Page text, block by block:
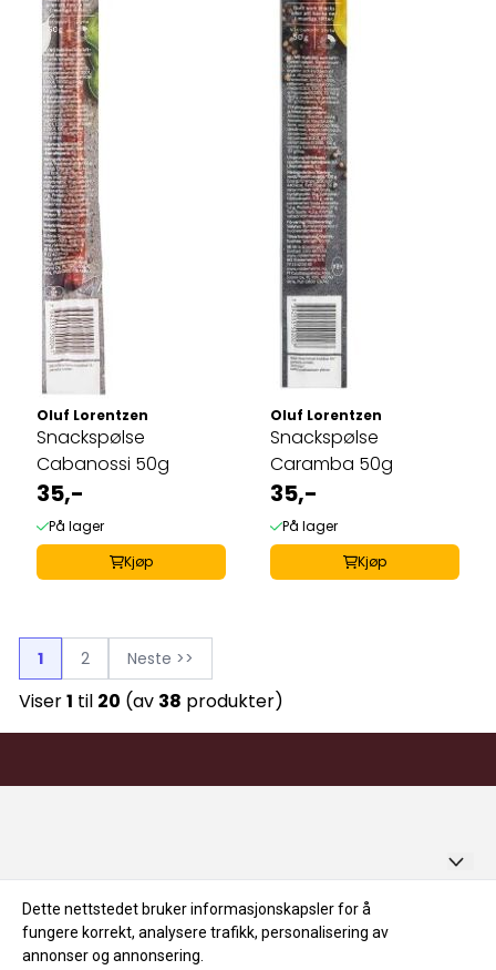
Oluf Lorentzen
Snackspølse
Cabanossi 50g
35,-
På lager
Kjøp
Oluf Lorentzen
Snackspølse
Caramba 50g
35,-
På lager
Kjøp
1 2 Neste >>
Viser1 til 20 (av 38 produkter)
Idunsvei 6
Hjem
Hjem
Dette nettstedet bruker informasjonskapsler for å
fungere korrekt, analysere trafikk, personalisering av
annonser og annonsering.